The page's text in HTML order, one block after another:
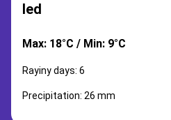
led
Max: 18°C / Min: 9°C
Rayiny days: 6
Precipitation: 26 mm